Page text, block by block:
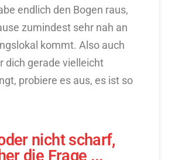
endlich den Bogen raus,
zumindest sehr nah an
kommt. Also auch
dich gerade vielleicht
probiere es aus, es ist so
nicht scharf,
die Frage ...